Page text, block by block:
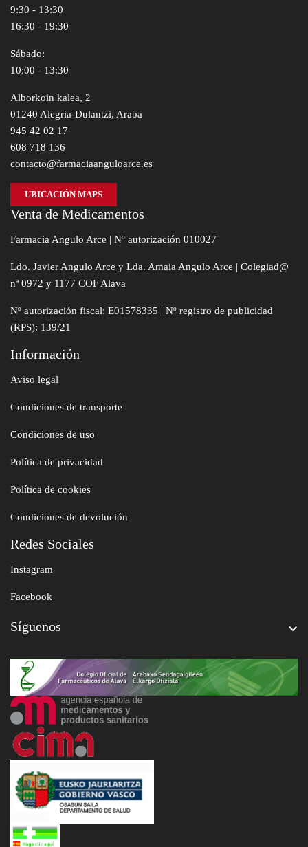
9:30 - 13:30
16:30 - 19:30
Sábado:
10:00 - 13:30
Alborkoin kalea, 2
01240 Alegria-Dulantzi, Araba
945 42 02 17
608 718 136
contacto@farmaciaanguloarce.es
UBICACIÓN MAPS
Venta de Medicamentos
Farmacia Angulo Arce | Nº autorización 010027
Ldo. Javier Angulo Arce y Lda. Amaia Angulo Arce | Colegiad@
nª 0972 y 1177 COF Alava
Nº autorización fiscal: E01578335 | Nº registro de publicidad
(RPS): 139/21
Información
Aviso legal
Condiciones de transporte
Condiciones de uso
Política de privacidad
Política de cookies
Condiciones de devolución
Redes Sociales
Instagram
Facebook
Síguenos 